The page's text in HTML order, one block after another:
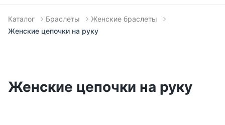
Каталог Браслеты
Женские браслеты
Женские цепочки на руку
Женские цепочки на руку